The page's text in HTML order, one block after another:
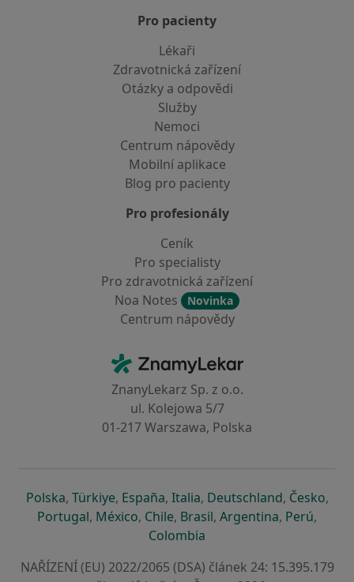
Pro pacienty
Lékaři
Zdravotnická zařízení
Otázky a odpovědi
Služby
Nemoci
Centrum nápovědy
Mobilní aplikace
Blog pro pacienty
Pro profesionály
Ceník
Pro specialisty
Pro zdravotnická zařízení
Noa Notes
Novinka
Centrum nápovědy
ZnamyLekar - Hlavní stránka
ZnanyLekarz Sp. z o.o.
ul. Kolejowa 5/7
01-217 Warszawa, Polska
Polskase otevře v nové záložce
, Türkiyese otevře v nové záložce
, Españase otevře v nové záložce
, Italiase otevře v nové záložce
, Deutschlandse otevře v
, Českose
,
Portugalse otevře v nové záložce
, Méxicose otevře v nové záložce
, Chilese otevře v nové záložce
, Brasilse otevře v nové
, Argentinase otevře v
, Perúse
,
Colombia
NAŘÍZENÍ (EU) 2022/2065 (DSA) článek 24: 15.395.179